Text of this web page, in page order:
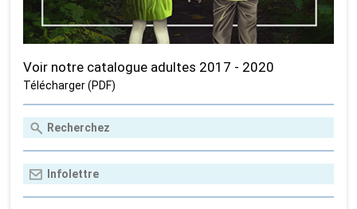
Voir notre catalogue adultes 2017 - 2020
Télécharger (PDF)